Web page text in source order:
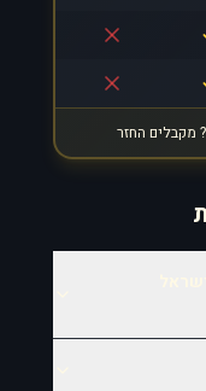
מקבלים החזר